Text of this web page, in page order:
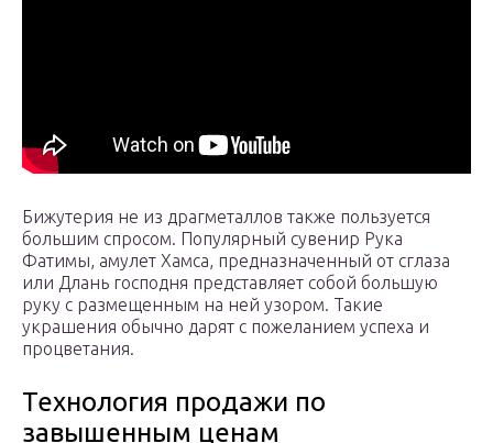
Бижутерия не из драгметаллов также пользуется
большим спросом. Популярный сувенир Рука
Фатимы, амулет Хамса, предназначенный от сглаза
или Длань господня представляет собой большую
руку с размещенным на ней узором. Такие
украшения обычно дарят с пожеланием успеха и
процветания.
Технология продажи по
завышенным ценам